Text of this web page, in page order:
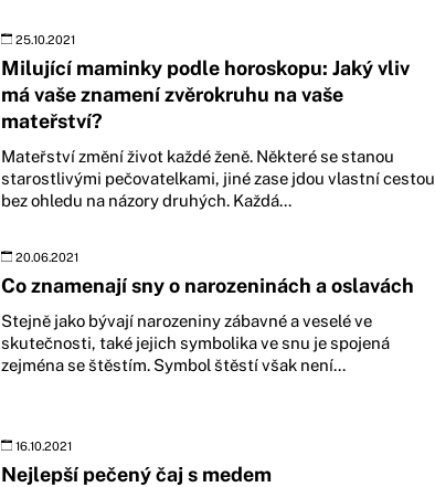
25.10.2021
Milující maminky podle horoskopu: Jaký vliv
má vaše znamení zvěrokruhu na vaše
mateřství?
Mateřství změní život každé ženě. Některé se stanou
starostlivými pečovatelkami, jiné zase jdou vlastní cestou
bez ohledu na názory druhých. Každá...
20.06.2021
Co znamenají sny o narozeninách a oslavách
Stejně jako bývají narozeniny zábavné a veselé ve
skutečnosti, také jejich symbolika ve snu je spojená
zejména se štěstím. Symbol štěstí však není...
16.10.2021
Nejlepší pečený čaj s medem